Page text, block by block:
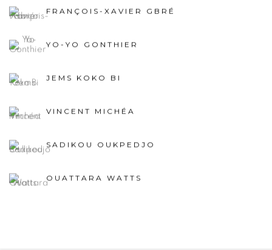
FRANÇOIS-XAVIER GBRÉ
YO-YO GONTHIER
JEMS KOKO BI
VINCENT MICHÉA
SADIKOU OUKPEDJO
OUATTARA WATTS